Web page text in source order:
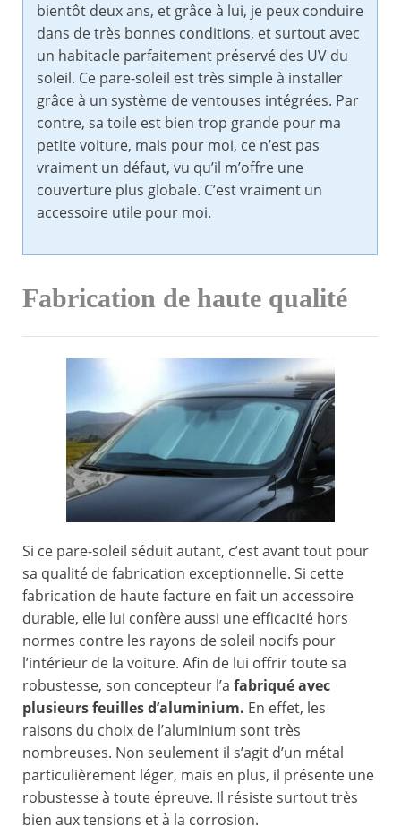
bientôt deux ans, et grâce à lui, je peux conduire
dans de très bonnes conditions, et surtout avec
un habitacle parfaitement préservé des UV du
soleil. Ce pare-soleil est très simple à installer
grâce à un système de ventouses intégrées. Par
contre, sa toile est bien trop grande pour ma
petite voiture, mais pour moi, ce n’est pas
vraiment un défaut, vu qu’il m’offre une
couverture plus globale. C’est vraiment un
accessoire utile pour moi.
Fabrication de haute qualité
Si ce pare-soleil séduit autant, c’est avant tout pour
sa qualité de fabrication exceptionnelle. Si cette
fabrication de haute facture en fait un accessoire
durable, elle lui confère aussi une efficacité hors
normes contre les rayons de soleil nocifs pour
l’intérieur de la voiture. Afin de lui offrir toute sa
robustesse, son concepteur l’a fabriqué avec
plusieurs feuilles d’aluminium. En effet, les
raisons du choix de l’aluminium sont très
nombreuses. Non seulement il s’agit d’un métal
particulièrement léger, mais en plus, il présente une
robustesse à toute épreuve. Il résiste surtout très
bien aux tensions et à la corrosion.